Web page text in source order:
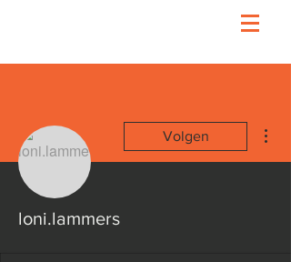
Volgen
loni.lammers